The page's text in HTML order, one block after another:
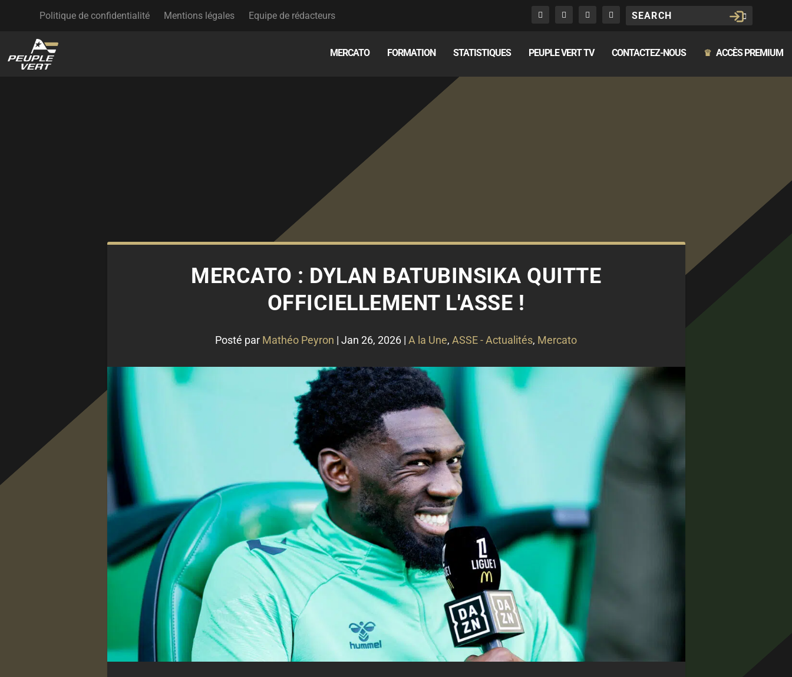
Politique de confidentialité Mentions légales Equipe de rédacteurs
MERCATO FORMATION STATISTIQUES PEUPLE VERT TV CONTACTEZ-NOUS ♛ ACCÈS PREMIUM
MERCATO : DYLAN BATUBINSIKA QUITTE
OFFICIELLEMENT L'ASSE !
Posté par Mathéo Peyron | Jan 26, 2026 | A la Une, ASSE - Actualités, Mercato